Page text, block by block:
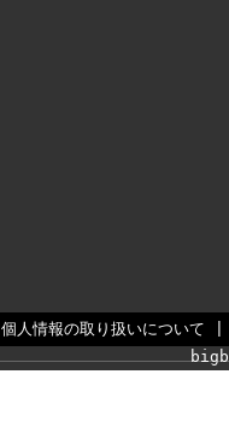
個人情報の取り扱いについて